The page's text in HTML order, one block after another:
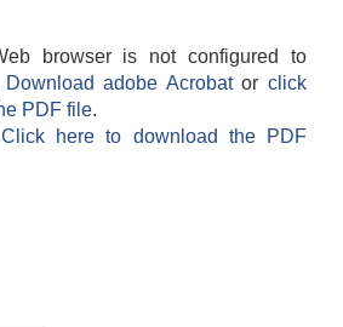
browser is not configured to
Download adobe Acrobatorclick
PDF file.
Click here to download the PDF